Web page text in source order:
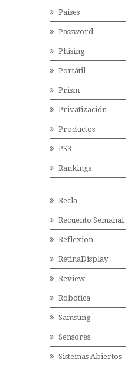
Países
Password
Phising
Portátil
Prism
Privatización
Productos
PS3
Rankings
Recla
Recuento Semanal
Reflexion
RetinaDisplay
Review
Robótica
Samsung
Sensores
Sistemas Abiertos